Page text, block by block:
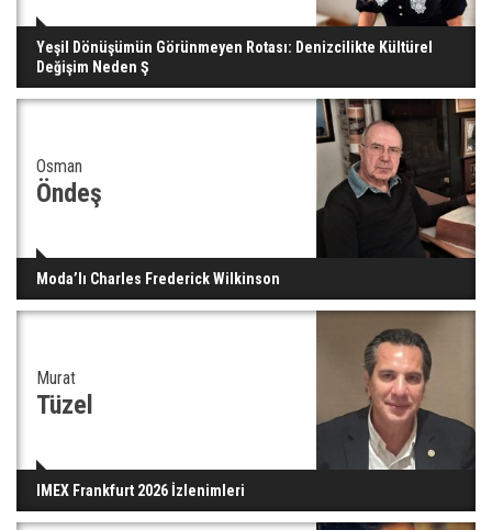
Yeşil Dönüşümün Görünmeyen Rotası: Denizcilikte Kültürel
Değişim Neden Ş
Osman
Öndeş
Moda’lı Charles Frederick Wilkinson
Murat
Tüzel
IMEX Frankfurt 2026 İzlenimleri